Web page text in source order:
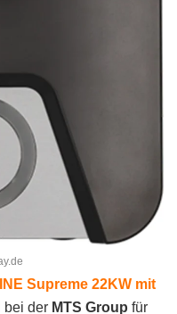
Supreme 22KW mit
bei der MTS Group für